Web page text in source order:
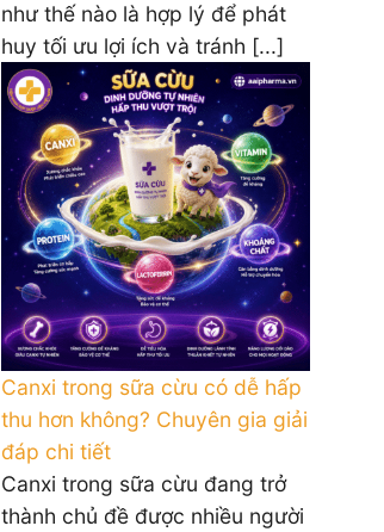
như thế nào là hợp lý để phát
huy tối ưu lợi ích và tránh [...]
Canxi trong sữa cừu có dễ hấp
thu hơn không? Chuyên gia giải
đáp chi tiết
Canxi trong sữa cừu đang trở
thành chủ đề được nhiều người